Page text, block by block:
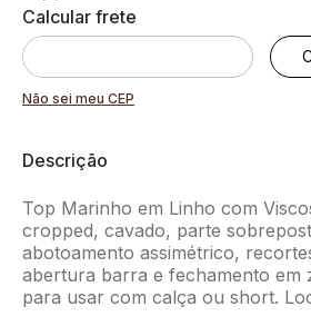
Não sei meu CEP
Descrição
Top Marinho em Linho com
cropped, cavado, parte
abotoamento assimétrico,
abertura barra e fechamento em
para usar com calça ou short.